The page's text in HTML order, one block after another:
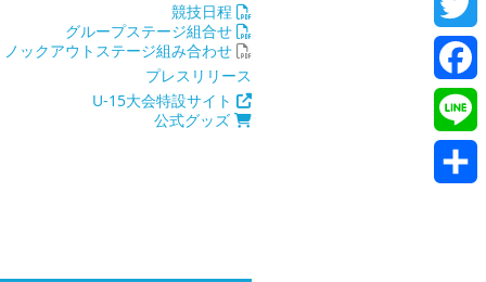
競技日程
グループステージ組合せ
ノックアウトステージ組み合わせ
プレスリリース
U-15大会特設サイト
公式グッズ
Line